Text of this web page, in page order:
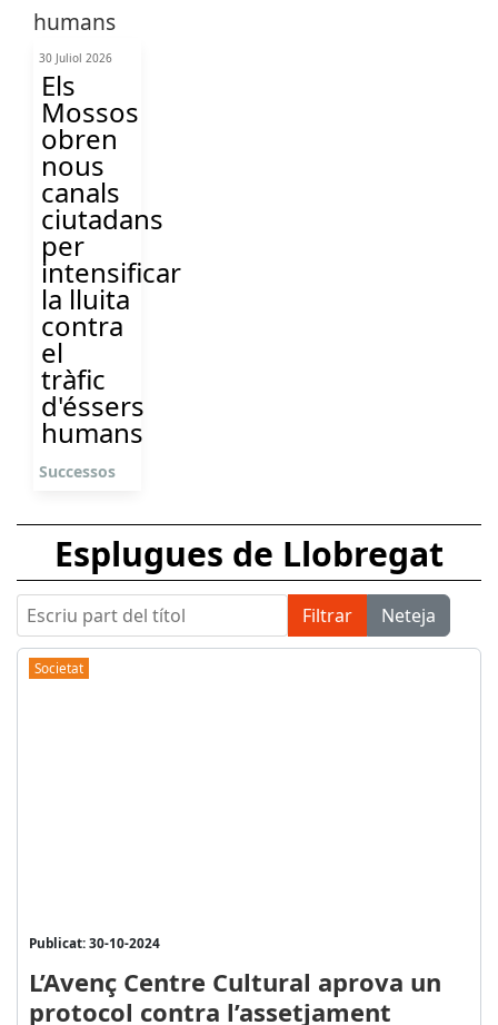
30 Juliol 2026
Els
Mossos
obren
nous
canals
ciutadans
per
intensificar
la lluita
contra
el
tràfic
d'éssers
humans
Successos
Esplugues de Llobregat
Escriu part del títol Filtrar Neteja
Societat
Publicat: 30-10-2024
L’Avenç Centre Cultural aprova un
protocol contra l’assetjament